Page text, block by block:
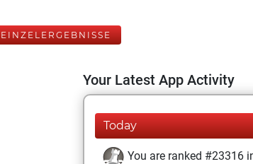
EINZELERGEBNISSE
Your Latest App Activity
Today
You are ranked #23316